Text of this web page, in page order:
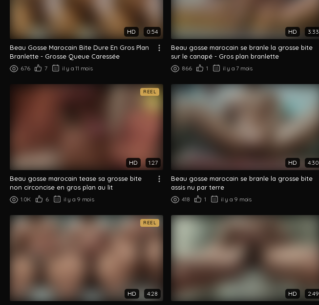
HD 0:54
Beau Gosse Marocain Bite Dure En Gros Plan
Branlette - Grosse Queue Caressée
676 7 il y a 11 mois
HD 3:33
Beau gosse marocain se branle la grosse bite
sur le canapé - Gros plan branlette
866 1 il y a 7 mois
REEL
HD 1:27
Beau gosse marocain tease sa grosse bite
non circoncise en gros plan au lit
1.0K 6 il y a 9 mois
HD 4:30
Beau gosse marocain se branle la grosse bite
assis nu par terre
418 1 il y a 9 mois
REEL
HD 4:28 HD 2:49